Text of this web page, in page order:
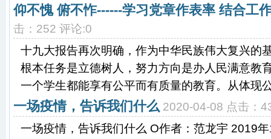
仰不愧 俯不怍------学习党章作表率 结合工
击：252 评论:0
十九大报告再次明确，作为中华民族伟大复兴的
根本任务是立德树人，努力方向是办人民满意教
一个学生都能享有公平而有质量的教育。从体现
一场疫情，告诉我们什么 2020-04-08 点击：
一场疫情，告诉我们什么 Ο作者：范龙宇 2019